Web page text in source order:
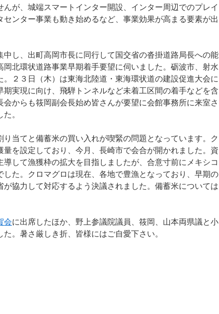
が、城端スマートインター開設、インター周辺でのプレイ
ンター事業も動き始めるなど、事業効果が高まる要素が出
し、出町高岡市長に同行して国交省の沓掛道路局長への能
北環状道路事業早期着手要望に伺いました。砺波市、射水
２３日（木）は東海北陸道・東海環状道の建設促進大会に
実現に向け、飛騨トンネルなど未着工区間の着手などを含
からも筱岡副会長始め皆さんが要望に会館事務所に来室さ
。
当てと備蓄米の買い入れが喫緊の問題となっています。ク
を設定しており、今月、長崎市で会合が開かれました。資
して漁獲枠の拡大を目指しましたが、合意寸前にメキシコ
た。クロマグロは現在、各地で豊漁となっており、早期の
協力して対応するよう決議されました。備蓄米については
会に出席したほか、野上参議院議員、筱岡、山本両県議と小
。暑さ厳しき折、皆様にはご自愛下さい。